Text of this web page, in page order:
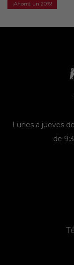
20
Lunes a jueves
de